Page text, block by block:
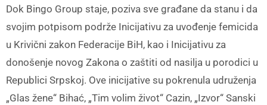
Dok Bingo Group staje, poziva sve građane da stanu i da
svojim potpisom podrže Inicijativu za uvođenje femicida
u Krivični zakon Federacije BiH, kao i Inicijativu za
donošenje novog Zakona o zaštiti od nasilja u porodici u
Republici Srpskoj. Ove inicijative su pokrenula udruženja
„Glas žene“ Bihać, „Tim volim život“ Cazin, „Izvor“ Sanski